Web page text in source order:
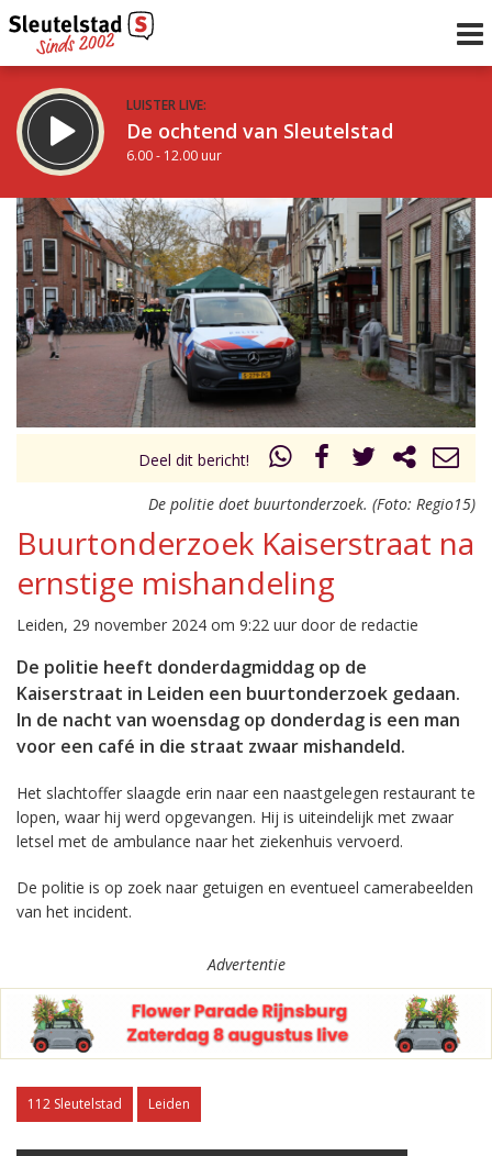
LUISTER LIVE:
De ochtend van Sleutelstad
6.00 - 12.00 uur
STRAKS:
De middag van Sleutelstad
12.00 - 18.00 uur
Vorig uur
uur 1 van 0 Volgend uur
Inklappen
Deel dit bericht!
De politie doet buurtonderzoek. (Foto: Regio15)
Buurtonderzoek Kaiserstraat na
ernstige mishandeling
Leiden, 29 november 2024 om 9:22 uur door de redactie
De politie heeft donderdagmiddag op de
Kaiserstraat in Leiden een buurtonderzoek gedaan.
In de nacht van woensdag op donderdag is een man
voor een café in die straat zwaar mishandeld.
Het slachtoffer slaagde erin naar een naastgelegen restaurant te
lopen, waar hij werd opgevangen. Hij is uiteindelijk met zwaar
letsel met de ambulance naar het ziekenhuis vervoerd.
De politie is op zoek naar getuigen en eventueel camerabeelden
van het incident.
Advertentie
112 Sleutelstad Leiden